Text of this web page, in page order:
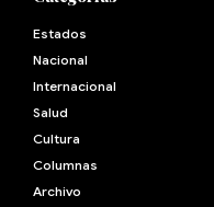
Estados
Nacional
Internacional
Salud
Cultura
Archivo